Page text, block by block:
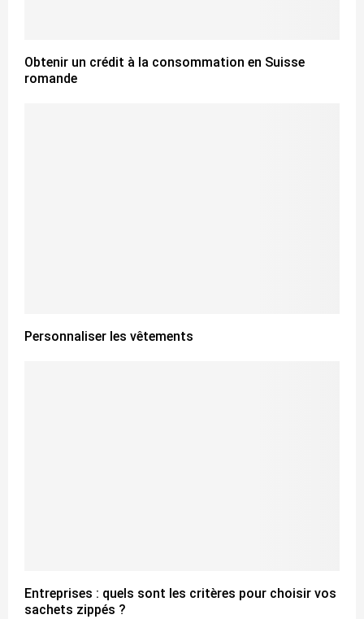
Obtenir un crédit à la consommation en Suisse
romande
Personnaliser les vêtements
Entreprises : quels sont les critères pour choisir vos
sachets zippés ?